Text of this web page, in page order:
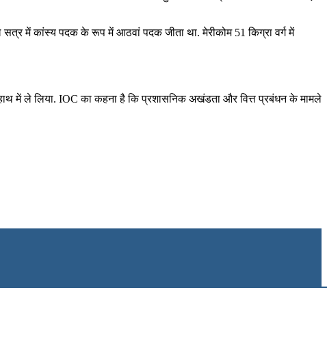
में कांस्य पदक के रूप में आठवां पदक जीता था. मेरीकोम 51 किग्रा वर्ग में
में ले लिया. IOC का कहना है कि प्रशासनिक अखंडता और वित्त प्रबंधन के मामले